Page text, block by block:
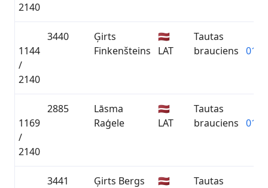
2140
1144
/
2140
3440
Ģirts
Finkenšteins
🇱🇻
LAT
Tautas
brauciens
1169
/
2140
2885
Lāsma
Raģele
🇱🇻
LAT
Tautas
brauciens
3441 Ģirts Bergs
🇱🇻
Tautas